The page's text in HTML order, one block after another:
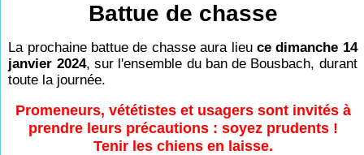
Battue de chasse
La prochaine battue de chasse aura lieuce dimanche 14
janvier 2024, sur l'ensemble du ban de Bousbach, durant
toute la journée.
Promeneurs, vététistes et usagers sont invités à
prendre leurs précautions : soyez prudents !
Tenir les chiens en laisse.